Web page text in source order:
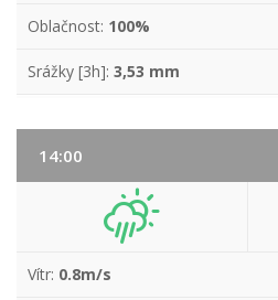
Oblačnost: 100%
Srážky [3h]: 3,53 mm
14:00
Vítr: 0.8m/s